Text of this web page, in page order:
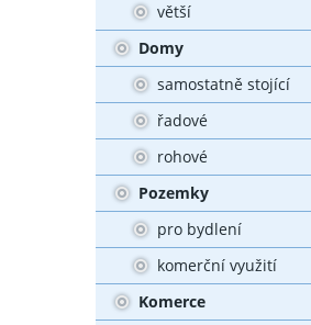
větší
Domy
samostatně stojící
řadové
rohové
Pozemky
pro bydlení
komerční využití
Komerce